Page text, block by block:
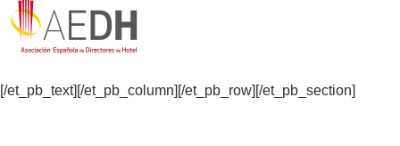
[/et_pb_text][/et_pb_column][/et_pb_row][/et_pb_section]